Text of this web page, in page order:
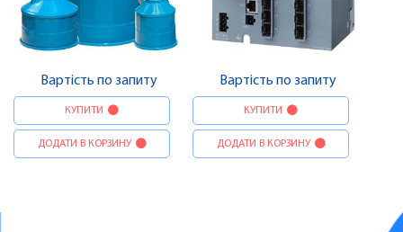
Вартість по запиту
КУПИТИ
ДОДАТИ В КОРЗИНУ
Вартість по запиту
КУПИТИ
ДОДАТИ В КОРЗИНУ